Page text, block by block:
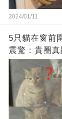
2024/01/11
5只貓在窗前
震驚：貴圈